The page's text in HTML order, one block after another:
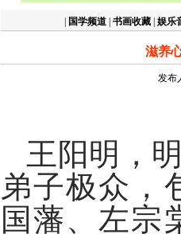
国学频道 书画收藏 娱乐
滋养
发布
王阳明，
弟子极众，
国藩、左宗